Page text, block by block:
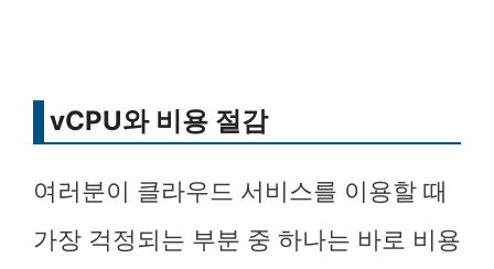
vCPU와 비용 절감
여러분이 클라우드 서비스를 이용할 때
가장 걱정되는 부분 중 하나는 바로 비용